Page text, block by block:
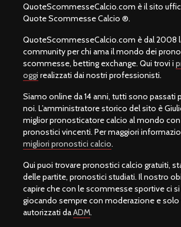
QuoteScommesseCalcio.com è il sito
Quote Scommesse Calcio ®.
QuoteScommesseCalcio.com è dal 2008
community per chi ama il mondo dei
scommesse, betting exchange. Qui trovi i
oggi realizzati dai nostri professionisti.
Siamo online da 14 anni, tutti sono passati
noi. L’amministratore storico del sito è
miglior pronosticatore calcio al mondo con
pronostici vincenti. Per maggiori
migliori pronostici calcio.
Qui puoi trovare pronostici calcio gratuiti,
delle partite, pronostici studiati. Il nostro
capire che con le scommesse sportive ci
giocando sempre con moderazione e solo
autorizzati daADM.